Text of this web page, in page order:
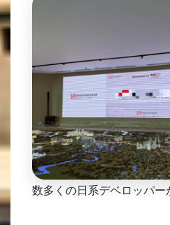
数多くの日系デベロッパー